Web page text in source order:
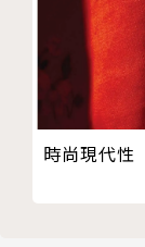
時尚現代性